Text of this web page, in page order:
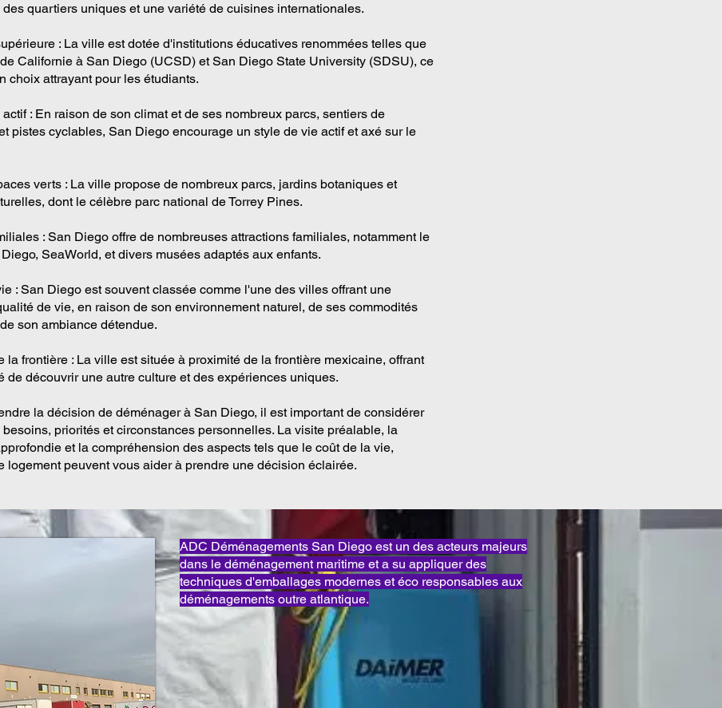
quartiers uniques et une variété de cuisines internationales.
: La ville est dotée d'institutions éducatives renommées telles que
Californie à San Diego (UCSD) et San Diego State University (SDSU), ce
choix attrayant pour les étudiants.
: En raison de son climat et de ses nombreux parcs, sentiers de
pistes cyclables, San Diego encourage un style de vie actif et axé sur le
verts : La ville propose de nombreux parcs, jardins botaniques et
dont le célèbre parc national de Torrey Pines.
: San Diego offre de nombreuses attractions familiales, notamment le
SeaWorld, et divers musées adaptés aux enfants.
: San Diego est souvent classée comme l'une des villes offrant une
de vie, en raison de son environnement naturel, de ses commodités
son ambiance détendue.
la frontière : La ville est située à proximité de la frontière mexicaine, offrant
de découvrir une autre culture et des expériences uniques.
la décision de déménager à San Diego, il est important de considérer
priorités et circonstances personnelles. La visite préalable, la
et la compréhension des aspects tels que le coût de la vie,
logement peuvent vous aider à prendre une décision éclairée.
ADC Déménagements San Diego est un des acteurs majeurs
dans le déménagement maritime et a su appliquer des
techniques d'emballages modernes et éco responsables aux
déménagements outre atlantique.